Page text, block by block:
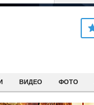
ВИДЕО ФОТО